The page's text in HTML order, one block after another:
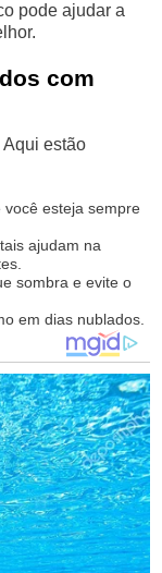
pode ajudar a
com
estão
você esteja sempre
ajudam na
sombra e evite o
em dias nublados.